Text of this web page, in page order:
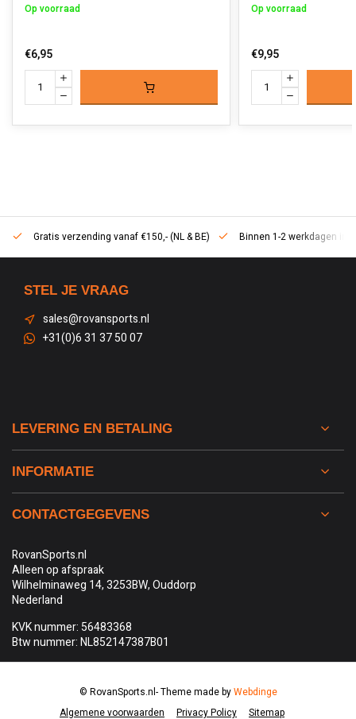
Op voorraad
€6,95
Op voorraad
€9,95
Gratis verzending vanaf €150,- (NL & BE) Binnen 1-2 werkdagen in
STEL JE VRAAG
sales@rovansports.nl
+31(0)6 31 37 50 07
LEVERING EN BETALING
INFORMATIE
CONTACTGEGEVENS
RovanSports.nl
Alleen op afspraak
Wilhelminaweg 14, 3253BW, Ouddorp
Nederland
KVK nummer: 56483368
Btw nummer: NL852147387B01
Algemene voorwaarden Privacy Policy Sitemap
© RovanSports.nl- Theme made byWebdinge